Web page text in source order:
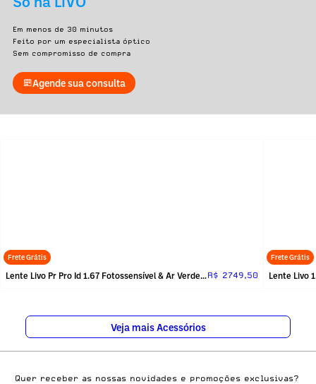
Em menos de 30 minutos
Feito por um especialista óptico
Sem compromisso de compra
Agende sua consulta
Frete Grátis
Lente Livo Pr Pro Id 1.67 Fotossensível & Ar Verde_sem_receitaR$ 2749,50
Frete Grátis
Lente Livo
Veja mais Acessórios
Quer receber as nossas novidades e promoções exclusivas?